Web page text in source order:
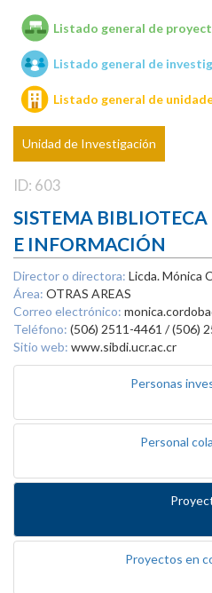
Unidades de
Listado general de
Listado general de
Listado general de
Unidad de Investigación
ID: 603
SISTEMA
E INFORMACIÓN
Director o directora: Licda. Mónica
Área: OTRAS AREAS
Correo electrónico:
Teléfono: (506) 2511-4461 / (506)
Sitio web: www.sibdi.ucr.ac.cr
Personas
Personal
Proyectos en